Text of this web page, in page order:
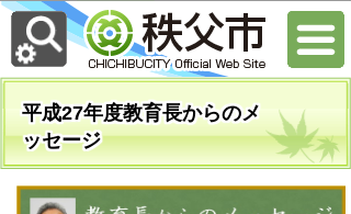
平成27年度教育長からのメ
ッセージ